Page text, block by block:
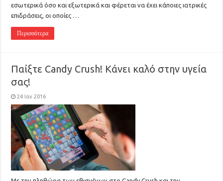
εσωτερικά όσο και εξωτερικά και φέρεται να έχει κάποιες ιατρικές
επιδράσεις, οι οποίες …
Περισσότερα
Παίξτε Candy Crush! Κάνει καλό στην υγεία
σας!
24 Ιαν 2016